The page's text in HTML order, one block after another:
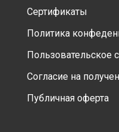
Сертификаты
Политика
Пользовательское
Согласие на
Публичная оферта